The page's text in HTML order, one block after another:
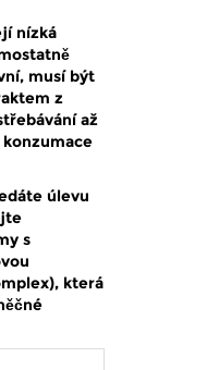
nízká
musí být
z
až
úlevu
s
která